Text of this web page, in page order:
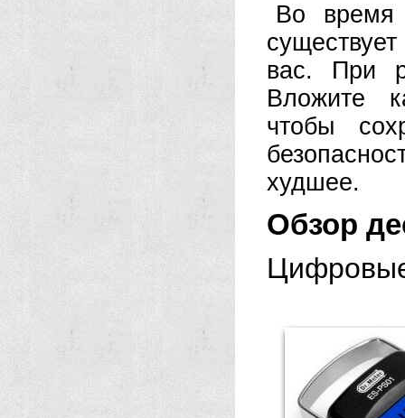
Во время
вас. При
Вложите
чтобы
худшее.
Обзор